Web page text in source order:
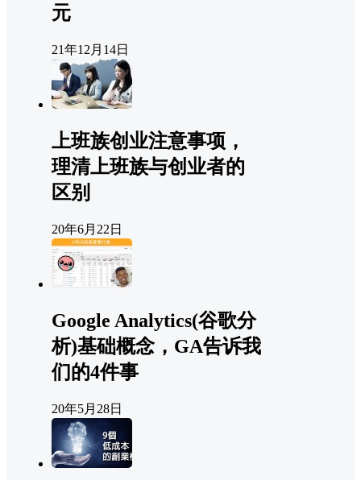
元
21年12月14日
上班族创业注意事项，
理清上班族与创业者的
区别
20年6月22日
Google Analytics(谷歌分
析)基础概念，GA告诉我
们的4件事
20年5月28日